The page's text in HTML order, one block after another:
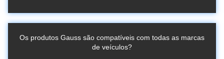
Os produtos Gauss são compatíveis com todas as marcas
de veículos?